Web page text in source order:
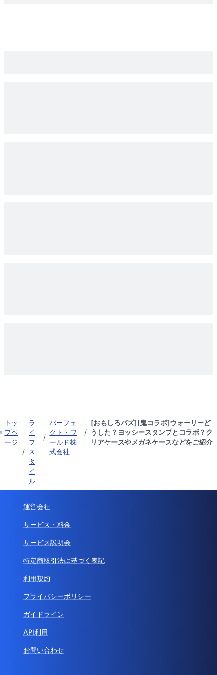
トッ
プペ
ージ
/
ラ
イ
フ
ス
タ
イ
ル
/
パーフェ
クト・ワ
ールド株
式会社
/
[おもしろバズ][鬼コラボ]ウォーリーど
うした？ヨッシースタンプとコラボ？ク
リアケースやメガネケースなどをご紹介
運営会社
サービス・料金
サービス説明会
特定商取引法に基づく表記
利用規約
プライバシーポリシー
ガイドライン
API利用
お問い合わせ